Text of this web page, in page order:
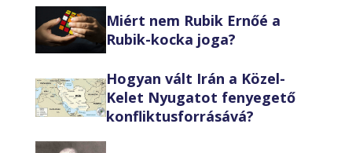
Miért nem Rubik Ernőé a
Rubik-kocka joga?
Hogyan vált Irán a Közel-
Kelet Nyugatot fenyegető
konfliktusforrásává?